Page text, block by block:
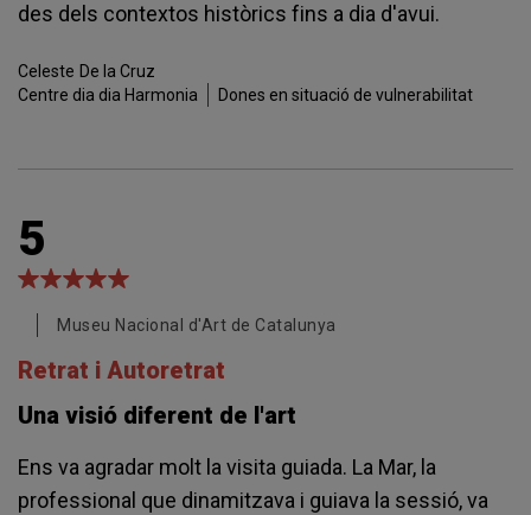
des dels contextos històrics fins a dia d'avui.
Celeste De la Cruz
Centre dia dia Harmonia
Dones en situació de vulnerabilitat
5
Museu Nacional d'Art de Catalunya
Retrat i Autoretrat
Una visió diferent de l'art
Ens va agradar molt la visita guiada. La Mar, la
professional que dinamitzava i guiava la sessió, va